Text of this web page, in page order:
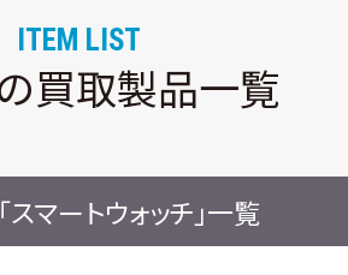
ITEM LIST
買取製品一覧
スマートウォッチ」一覧